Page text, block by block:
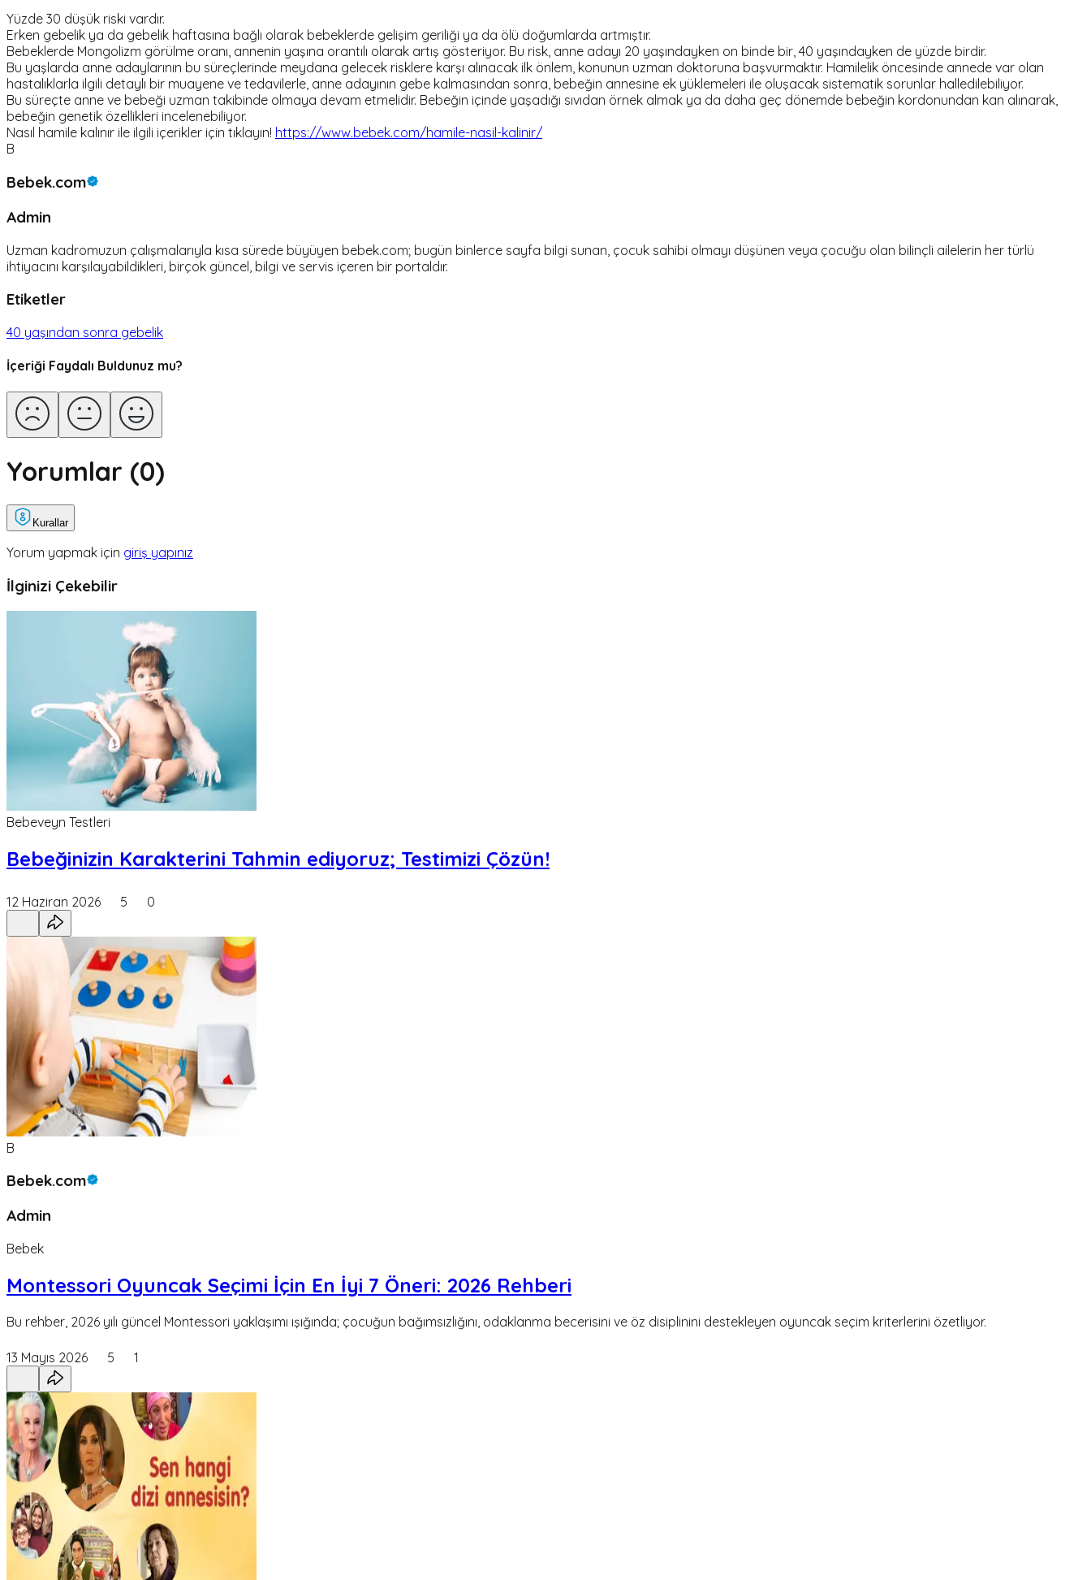
Yüzde 30 düşük riski vardır.
Erken gebelik ya da gebelik haftasına bağlı olarak bebeklerde gelişim geriliği ya da ölü doğumlarda artmıştır.
Bebeklerde Mongolizm görülme oranı, annenin yaşına orantılı olarak artış gösteriyor. Bu risk, anne adayı 20 yaşındayken on binde bir, 40 yaşındayken de yüzde birdir.
Bu yaşlarda anne adaylarının bu süreçlerinde meydana gelecek risklere karşı alınacak ilk önlem, konunun uzman doktoruna başvurmaktır. Hamilelik öncesinde annede var olan
hastalıklarla ilgili detaylı bir muayene ve tedavilerle, anne adayının gebe kalmasından sonra, bebeğin annesine ek yüklemeleri ile oluşacak sistematik sorunlar halledilebiliyor.
Bu süreçte anne ve bebeği uzman takibinde olmaya devam etmelidir. Bebeğin içinde yaşadığı sıvıdan örnek almak ya da daha geç dönemde bebeğin kordonundan kan alınarak,
bebeğin genetik özellikleri incelenebiliyor.
Nasıl hamile kalınır ile ilgili içerikler için tıklayın! https://www.bebek.com/hamile-nasil-kalinir/
B
Bebek.com
Admin
Uzman kadromuzun çalışmalarıyla kısa sürede büyüyen bebek.com; bugün binlerce sayfa bilgi sunan, çocuk sahibi olmayı düşünen veya çocuğu olan bilinçli ailelerin her türlü
ihtiyacını karşılayabildikleri, birçok güncel, bilgi ve servis içeren bir portaldır.
Etiketler
40 yaşından sonra gebelik
İçeriği Faydalı Buldunuz mu?
Yorumlar (0)
Kurallar
Yorum yapmak için giriş yapınız
İlginizi Çekebilir
Bebeveyn Testleri
Bebeğinizin Karakterini Tahmin ediyoruz; Testimizi Çözün!
12 Haziran 2026 5 0
B
Bebek.com
Admin
Bebek
Montessori Oyuncak Seçimi İçin En İyi 7 Öneri: 2026 Rehberi
Bu rehber, 2026 yılı güncel Montessori yaklaşımı ışığında; çocuğun bağımsızlığını, odaklanma becerisini ve öz disiplinini destekleyen oyuncak seçim kriterlerini özetliyor.
13 Mayıs 2026 5 1